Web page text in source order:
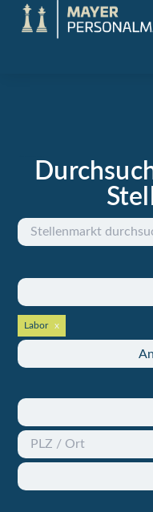
Labor